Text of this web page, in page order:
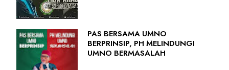
PAS BERSAMA UMNO
BERPRINSIP, PH MELINDUNGI
UMNO BERMASALAH